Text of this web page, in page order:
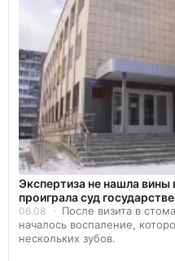
Экспертиза не нашла вины
проиграла суд
06.08
После визита в
началось воспаление,
нескольких зубов.